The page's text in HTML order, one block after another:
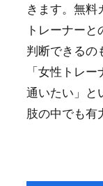
きます。無料
トレーナー
判断できるの
「女性トレ
通いたい」と
肢の中でも有